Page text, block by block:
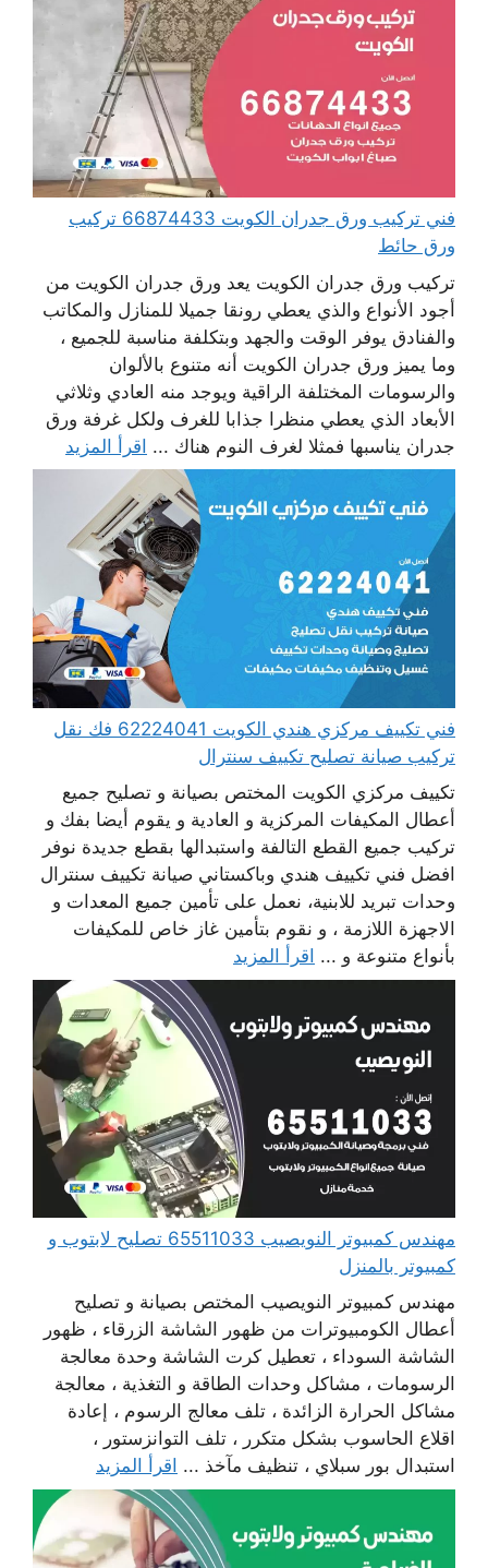
فني تركيب ورق جدران الكويت 66874433 تركيب
ورق حائط
تركيب ورق جدران الكويت يعد ورق جدران الكويت من
أجود الأنواع والذي يعطي رونقا جميلا للمنازل والمكاتب
والفنادق يوفر الوقت والجهد وبتكلفة مناسبة للجميع ،
وما يميز ورق جدران الكويت أنه متنوع بالألوان
والرسومات المختلفة الراقية ويوجد منه العادي وثلاثي
الأبعاد الذي يعطي منظرا جذابا للغرف ولكل غرفة ورق
جدران يناسبها فمثلا لغرف النوم هناك ... اقرأ المزيد
فني تكييف مركزي هندي الكويت 62224041 فك نقل
تركيب صيانة تصليح تكييف سنترال
تكييف مركزي الكويت المختص بصيانة و تصليح جميع
أعطال المكيفات المركزية و العادية و يقوم أيضا بفك و
تركيب جميع القطع التالفة واستبدالها بقطع جديدة نوفر
افضل فني تكييف هندي وباكستاني صيانة تكييف سنترال
وحدات تبريد للابنية، نعمل على تأمين جميع المعدات و
الاجهزة اللازمة ، و نقوم بتأمين غاز خاص للمكيفات
بأنواع متنوعة و ... اقرأ المزيد
مهندس كمبيوتر النويصيب 65511033 تصليح لابتوب و
كمبيوتر بالمنزل
مهندس كمبيوتر النويصيب المختص بصيانة و تصليح
أعطال الكومبيوترات من ظهور الشاشة الزرقاء ، ظهور
الشاشة السوداء ، تعطيل كرت الشاشة وحدة معالجة
الرسومات ، مشاكل وحدات الطاقة و التغذية ، معالجة
مشاكل الحرارة الزائدة ، تلف معالج الرسوم ، إعادة
اقلاع الحاسوب بشكل متكرر ، تلف التوانزستور ،
استبدال بور سبلاي ، تنظيف مآخذ ... اقرأ المزيد